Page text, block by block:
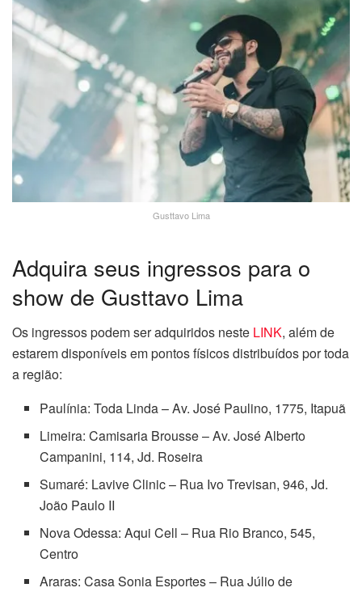
Gusttavo Lima
Adquira seus ingressos para o
show de Gusttavo Lima
Os ingressos podem ser adquiridos neste LINK, além de
estarem disponíveis em pontos físicos distribuídos por toda
a região:
Paulínia: Toda Linda – Av. José Paulino, 1775, Itapuã
Limeira: Camisaria Brousse – Av. José Alberto
Campanini, 114, Jd. Roseira
Sumaré: Lavive Clinic – Rua Ivo Trevisan, 946, Jd.
João Paulo II
Nova Odessa: Aqui Cell – Rua Rio Branco, 545,
Centro
Araras: Casa Sonia Esportes – Rua Júlio de